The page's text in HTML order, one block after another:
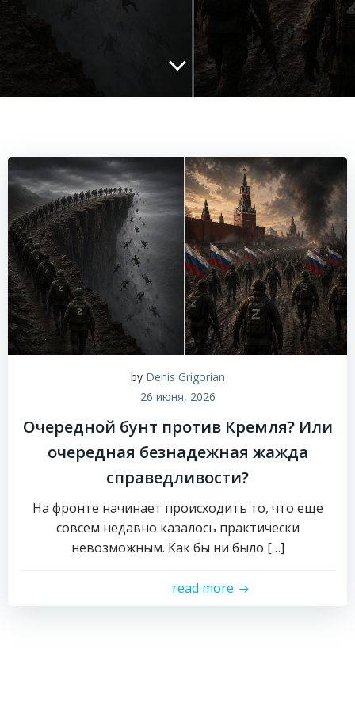
by Denis Grigorian
26 июня, 2026
Очередной бунт против Кремля? Или
очередная безнадежная жажда
справедливости?
На фронте начинает происходить то, что еще
совсем недавно казалось практически
невозможным. Как бы ни было […]
read more